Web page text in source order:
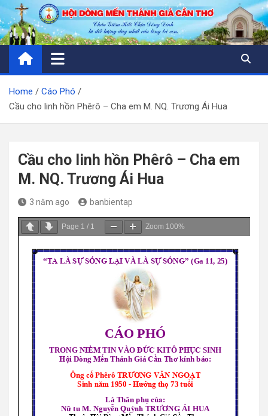
Skip
to
content
Home
Cáo Phó
Cầu cho linh hồn Phêrô – Cha em M. NQ. Trương Ái Hua
Cầu cho linh hồn Phêrô – Cha em
M. NQ. Trương Ái Hua
3 năm ago banbientap
Page 1 / 1 Zoom 100%